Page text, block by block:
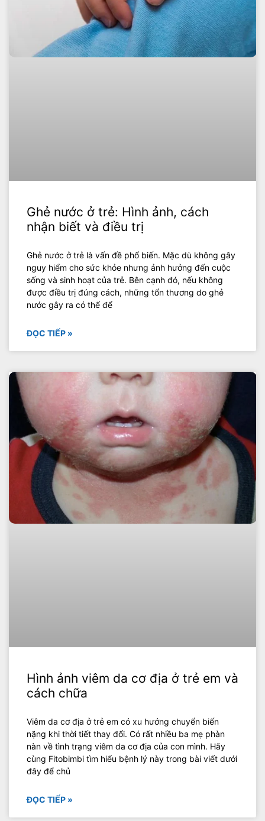
Ghẻ nước ở trẻ: Hình ảnh, cách
nhận biết và điều trị
Ghẻ nước ở trẻ là vấn đề phổ biến. Mặc dù không gây
nguy hiểm cho sức khỏe nhưng ảnh hưởng đến cuộc
sống và sinh hoạt của trẻ. Bên cạnh đó, nếu không
được điều trị đúng cách, những tổn thương do ghẻ
nước gây ra có thể để
ĐỌC TIẾP »
Hình ảnh viêm da cơ địa ở trẻ em và
cách chữa
Viêm da cơ địa ở trẻ em có xu hướng chuyển biến
nặng khi thời tiết thay đổi. Có rất nhiều ba mẹ phàn
nàn về tình trạng viêm da cơ địa của con mình. Hãy
cùng Fitobimbi tìm hiểu bệnh lý này trong bài viết dưới
đây để chủ
ĐỌC TIẾP »